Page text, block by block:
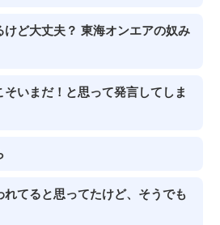
ど大丈夫？ 東海オンエアの奴み
いまだ！と思って発言してしま
てると思ってたけど、そうでも